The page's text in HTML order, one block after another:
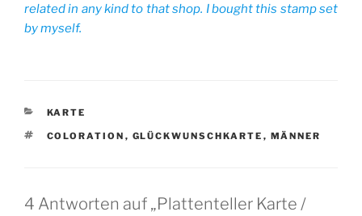
related in any kind to that shop. I bought this stamp set
by myself.
KATEGORIEN
KARTE
SCHLAGWÖRTER
COLORATION , GLÜCKWUNSCHKARTE , MÄNNER
4 Antworten auf „Plattenteller Karte /